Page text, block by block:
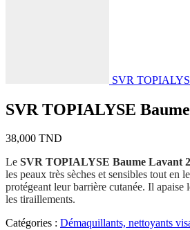
SVR
SVR TOPIALYSE
38,000 TND
Le SVR TOPIALYSE Baume Lavant
les peaux très sèches et sensibles tout en
protégeant leur barrière cutanée. Il apaise
les tiraillements.
Catégories : Démaquillants, nettoyants